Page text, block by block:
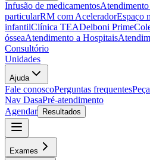
Infusão de medicamentos
particularRM com AceleradorEspaço
infantilClínica TEADelboni Prime
ósseaAtendimento a Hospitais
Consultório
Unidades
Ajuda
Fale conoscoPerguntas frequentes
Nav DasaPré-atendimento
Agendar
Resultados
Exames